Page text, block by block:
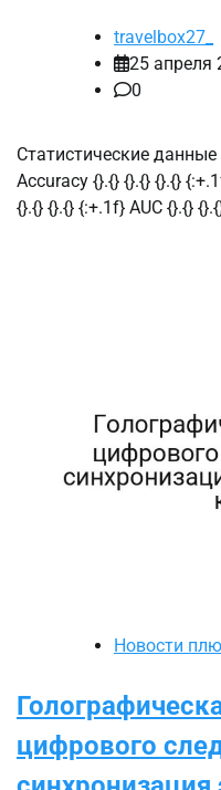
travelbox27_
25 апреля
0
Статистические
Accuracy {}.{} {}.{} {}.{}
{}.{} {}.{} {:+.1f} AUC {}.{}
Новости
цифрового